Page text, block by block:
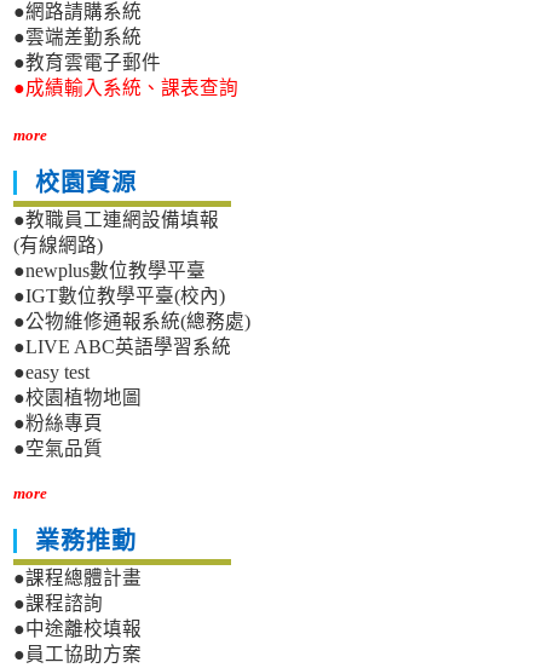
●網路請購系統
●雲端差勤系統
●教育雲電子郵件
●成績輸入系統、課表查詢
more
校園資源
●教職員工連網設備填報
(有線網路)
●newplus數位教學平臺
●IGT數位教學平臺(校內)
●公物維修通報系統(總務處)
●LIVE ABC英語學習系統
●easy test
●校園植物地圖
●粉絲專頁
●空氣品質
more
業務推動
●課程總體計畫
●課程諮詢
●中途離校填報
●員工協助方案